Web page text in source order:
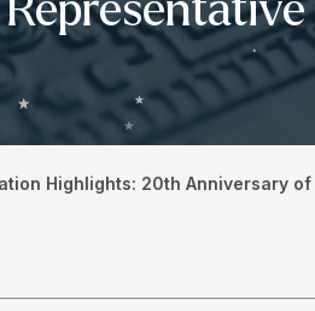
Highlights: 20th Anniversary